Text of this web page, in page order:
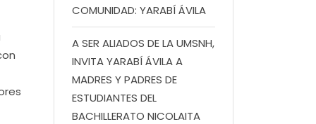
COMUNIDAD: YARABÍ ÁVILA
A SER ALIADOS DE LA UMSNH,
INVITA YARABÍ ÁVILA A
MADRES Y PADRES DE
ESTUDIANTES DEL
BACHILLERATO NICOLAITA